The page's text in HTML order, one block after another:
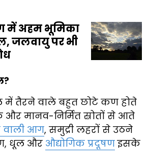
में अहम भूमिका
जलवायु पर भी
में तैरने वाले बहुत छोटे कण होते
और मानव-निर्मित स्रोतों से आते
आग, समुद्री लहरों से उठने
धूल और औद्योगिक प्रदूषणइसके